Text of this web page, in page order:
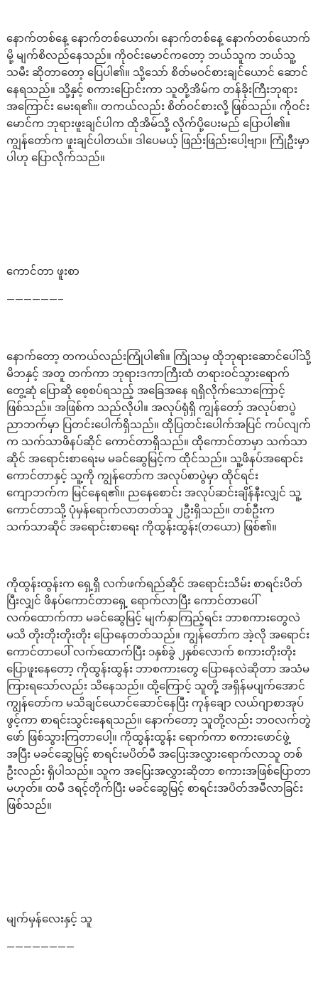
နောက်တစ်နေ့ နောက်တစ်ယောက်၊ နောက်တစ်နေ့ နောက်တစ်ယောက်
မို့ မျက်စိလည်နေသည်။ ကိုဝင်းမောင်ကတော့ ဘယ်သူက ဘယ်သူ့
သမီး ဆိုတာတော့ ပြေပါ၏။ သို့သော် စိတ်မဝင်စားချင်ယောင် ဆောင်
နေရသည်။ သို့နှင့် စကားပြောင်းကာ သူတို့အိမ်က တန်ခိုးကြီးဘုရား
အကြောင်း မေးရ၏။ တကယ်လည်း စိတ်ဝင်စားလို့ ဖြစ်သည်။ ကိုဝင်း
မောင်က ဘုရားဖူးချင်ပါက ထိုအိမ်သို့ လိုက်ပို့ပေးမည် ပြောပါ၏။
ကျွန်တော်က ဖူးချင်ပါတယ်။ ဒါပေမယ့် ဖြည်းဖြည်းပေါ့ဗျာ။ ကြုံဦးမှာ
ပါဟု ပြောလိုက်သည်။
ကောင်တာ ဖူးစာ
——————–
နောက်တော့ တကယ်လည်းကြုံပါ၏။ ကြုံသမှ ထိုဘုရားဆောင်ပေါ်သို့
မိဘနှင့် အတူ တက်ကာ ဘုရားဒကာကြီးထံ တရားဝင်သွားရောက်
တွေ့ဆုံ ပြောဆို စေ့စပ်ရသည့် အခြေအနေ ရရှိလိုက်သောကြောင့်
ဖြစ်သည်။ အဖြစ်က သည်လိုပါ။ အလုပ်ရုံရှိ ကျွန်တော့် အလုပ်စာပွဲ
ညာဘက်မှာ ပြတင်းပေါက်ရှိသည်။ ထိုပြတင်းပေါက်အပြင် ကပ်လျက်
က သက်သာဖိနပ်ဆိုင် ကောင်တာရှိသည်။ ထိုကောင်တာမှာ သက်သာ
ဆိုင် အရောင်းစာရေးမ မခင်ဆွေမြင့်က ထိုင်သည်။ သူ့ဖိနပ်အရောင်း
ကောင်တာနှင့် သူ့ကို ကျွန်တော်က အလုပ်စာပွဲမှာ ထိုင်ရင်း
ကျောဘက်က မြင်နေရ၏။ ညနေစောင်း အလုပ်ဆင်းချိန်နီးလျှင် သူ့
ကောင်တာသို့ ပုံမှန်ရောက်လာတတ်သူ ၂ဦးရှိသည်။ တစ်ဦးက
သက်သာဆိုင် အရောင်းစာရေး ကိုထွန်းထွန်း(တယော) ဖြစ်၏။
ကိုထွန်းထွန်းက ရှေ့ရှိ လက်ဖက်ရည်ဆိုင် အရောင်းသိမ်း စာရင်းပိတ်
ပြီးလျှင် ဖိနပ်ကောင်တာရှေ့ ရောက်လာပြီး ကောင်တာပေါ်
လက်ထောက်ကာ မခင်ဆွေမြင့် မျက်နှာကြည့်ရင်း ဘာစကားတွေလဲ
မသိ တိုးတိုးတိုးတိုး ပြောနေတတ်သည်။ ကျွန်တော်က အဲ့လို အရောင်း
ကောင်တာပေါ် လက်ထောက်ပြီး ၁နှစ်ခွဲ ၂နှစ်လောက် စကားတိုးတိုး
ပြောဖူးနေတော့ ကိုထွန်းထွန်း ဘာစကားတွေ ပြောနေလဲဆိုတာ အသံမ
ကြားရသော်လည်း သိနေသည်။ ထို့ကြောင့် သူတို့ အရှိန်မပျက်အောင်
ကျွန်တော်က မသိချင်ယောင်ဆောင်နေပြီး ကုန်ချော လယ်ဂျာစာအုပ်
ဖွင့်ကာ စာရင်းသွင်းနေရသည်။ နောက်တော့ သူတို့လည်း ဘဝလက်တွဲ
ဖော် ဖြစ်သွားကြတာပေါ့။ ကိုထွန်းထွန်း ရောက်ကာ စကားဖောင်ဖွဲ့
အပြီး မခင်ဆွေမြင့် စာရင်းမပိတ်မီ အပြေးအလွှားရောက်လာသူ တစ်
ဦးလည်း ရှိပါသည်။ သူက အပြေးအလွှားဆိုတာ စကားအဖြစ်ပြောတာ
မဟုတ်။ ထမီ ဒရင့်တိုက်ပြီး မခင်ဆွေမြင့် စာရင်းအပိတ်အမီလာခြင်း
ဖြစ်သည်။
မျက်မှန်လေးနှင့် သူ
————————